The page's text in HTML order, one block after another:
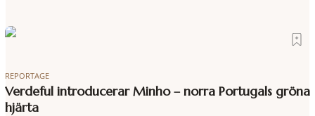
REPORTAGE
Verdeful introducerar Minho – norra Portugals gröna
hjärta